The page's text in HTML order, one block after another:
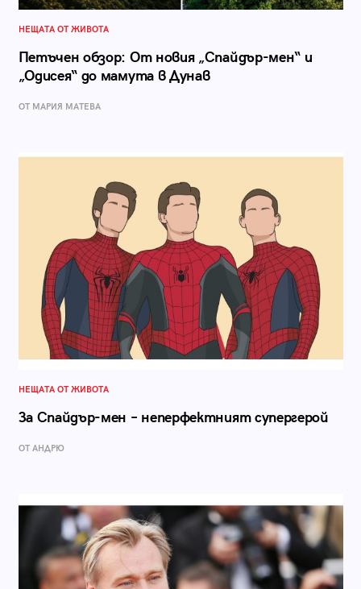
НЕЩАТА ОТ ЖИВОТА
Петъчен обзор: От новия „Спайдър-мен“ и
„Одисея“ до мамута в Дунав
ОТ МАРИЯ МАТЕВА
НЕЩАТА ОТ ЖИВОТА
За Спайдър-мен – неперфектният супергерой
ОТ АНДРЮ